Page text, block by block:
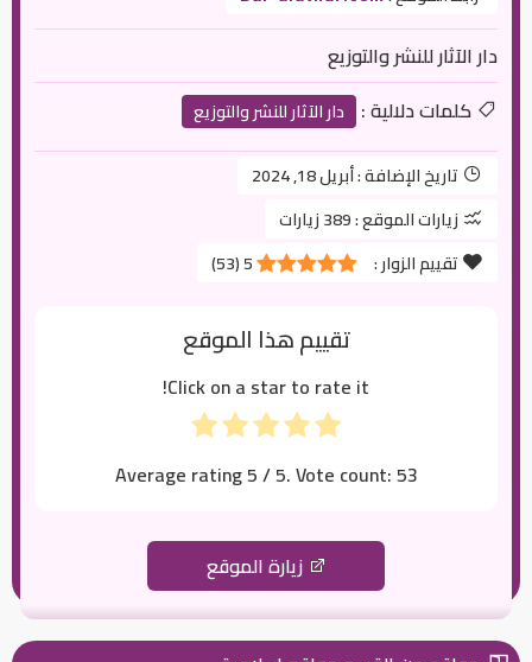
دار الآثار للنشر والتوزيع
كلمات دلالية :
دار الآثار للنشر والتوزيع
تاريخ الإضافة :أبريل 18, 2024
زيارات الموقع :389 زيارات
تقييم الزوار :
5
(
53
)
تقييم هذا الموقع
Click on a star to rate it!
Average rating5/ 5. Vote count:53
زيارة الموقع